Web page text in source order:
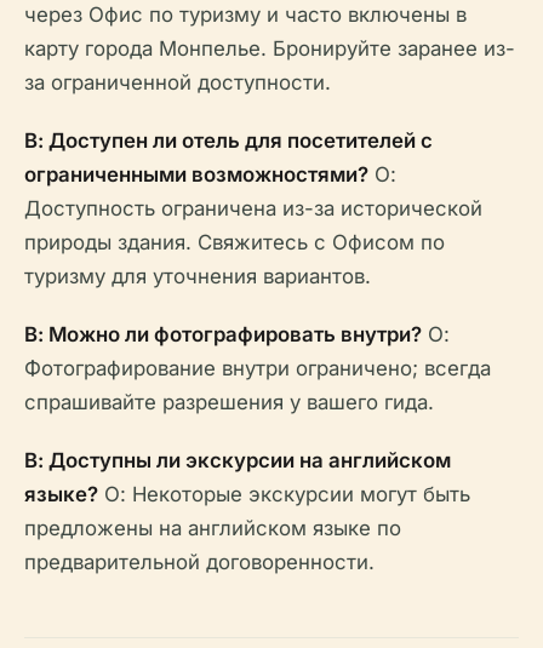
через Офис по туризму и часто включены в
карту города Монпелье. Бронируйте заранее из-
за ограниченной доступности.
В: Доступен ли отель для посетителей с
ограниченными возможностями? О:
Доступность ограничена из-за исторической
природы здания. Свяжитесь с Офисом по
туризму для уточнения вариантов.
В: Можно ли фотографировать внутри? О:
Фотографирование внутри ограничено; всегда
спрашивайте разрешения у вашего гида.
В: Доступны ли экскурсии на английском
языке? О: Некоторые экскурсии могут быть
предложены на английском языке по
предварительной договоренности.